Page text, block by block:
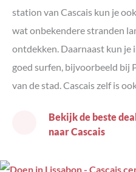
station van Cascais kun je
wat onbekendere stranden
ontdekken. Daarnaast kun je
goed surfen, bijvoorbeeld bij
van de stad. Cascais zelf is
Bekijk de beste
naar Cascais